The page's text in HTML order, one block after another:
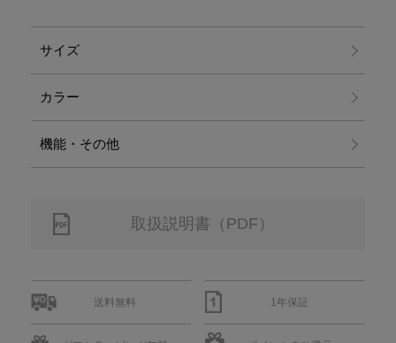
サイズ
カラー
機能・その他
取扱説明書（PDF）
送料無料 1年保証